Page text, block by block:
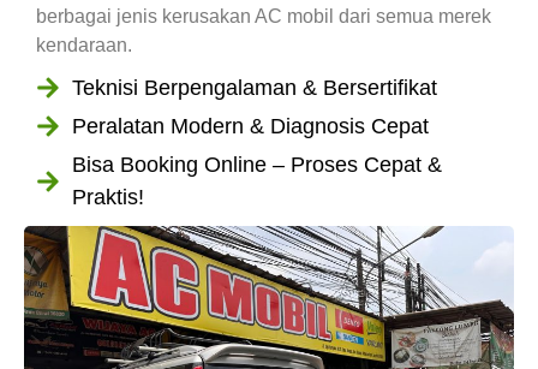
berbagai jenis kerusakan AC mobil dari semua merek
kendaraan.
Teknisi Berpengalaman & Bersertifikat
Peralatan Modern & Diagnosis Cepat
Bisa Booking Online – Proses Cepat &
Praktis!